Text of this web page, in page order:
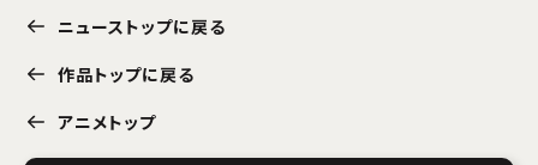
ニューストップに戻る
作品トップに戻る
アニメトップ